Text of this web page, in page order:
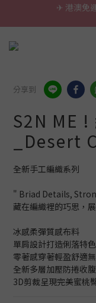
\ 台灣製超
\ 台灣製超
✈ 港澳免
分享到
S2N ME !
_Desert
全新手工編織系列
" Briad Details,
藏在編織裡的巧思，
冰感柔彈質感布料
單肩設計打造俐落特
零著感穿著輕盈舒適
全新多層加壓防捲收
3D剪裁呈現完美蜜桃